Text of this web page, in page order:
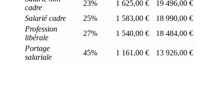
cadre
23% 1 625,00 €
19 496,00 €
Salarié cadre
25% 1 583,00 €
18 990,00 €
Profession
libérale
27% 1 540,00 €
18 484,00 €
Portage
salariale
45% 1 161,00 € 13 926,00 €